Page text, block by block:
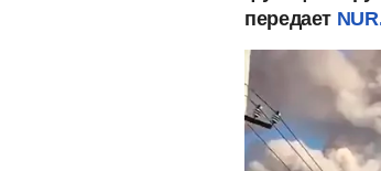
передает